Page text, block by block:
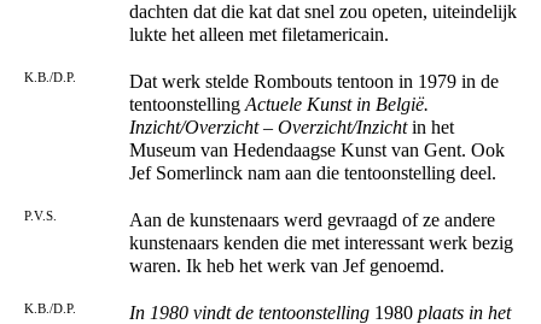
dachten dat die kat dat snel zou opeten, uiteindelijk
lukte het alleen met filetamericain.
K.B./D.P.
Dat werk stelde Rombouts tentoon in 1979 in de
tentoonstelling Actuele Kunst in België.
Inzicht/Overzicht – Overzicht/Inzichtin het
Museum van Hedendaagse Kunst van Gent. Ook
Jef Somerlinck nam aan die tentoonstelling deel.
P.V.S.
Aan de kunstenaars werd gevraagd of ze andere
kunstenaars kenden die met interessant werk bezig
waren. Ik heb het werk van Jef genoemd.
K.B./D.P. In 1980 vindt de tentoonstelling 1980plaats in het